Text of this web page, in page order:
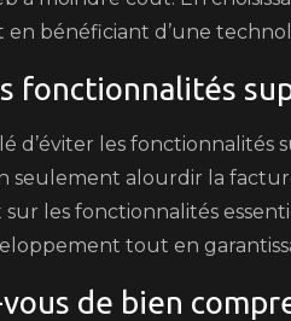
bénéficiant d’une
fonctionnalités
d’éviter les fonctionnalités
seulement alourdir la
les fonctionnalités
tout en
de bien